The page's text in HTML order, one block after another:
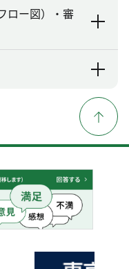
ロー図）・審